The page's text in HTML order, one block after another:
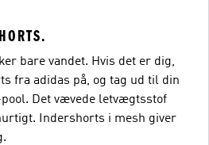
bare vandet. Hvis det er dig,
fra adidas på, og tag ud til din
Det vævede letvægtsstof
Indershorts i mesh giver